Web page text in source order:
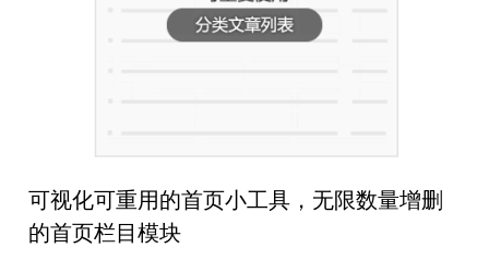
可视化可重用的首页小工具，无限数量增删
的首页栏目模块